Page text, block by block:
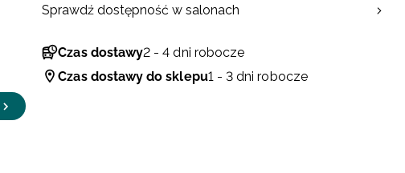
Czas dostawy2 - 4 dni robocze
Czas dostawy do sklepu1 - 3 dni robocze
Sprawdź dostępność w salonach